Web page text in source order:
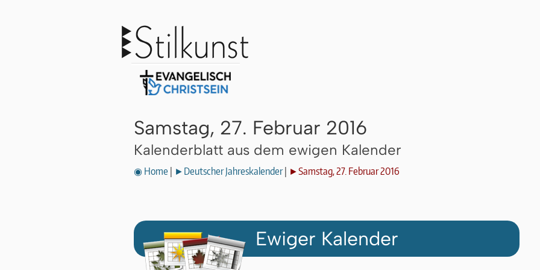
Samstag, 27. Februar 2016
Kalenderblatt aus dem ewigen Kalender
◉ Home ►Deutscher Jahreskalender| ►Samstag, 27. Februar 2016
Ewiger Kalender